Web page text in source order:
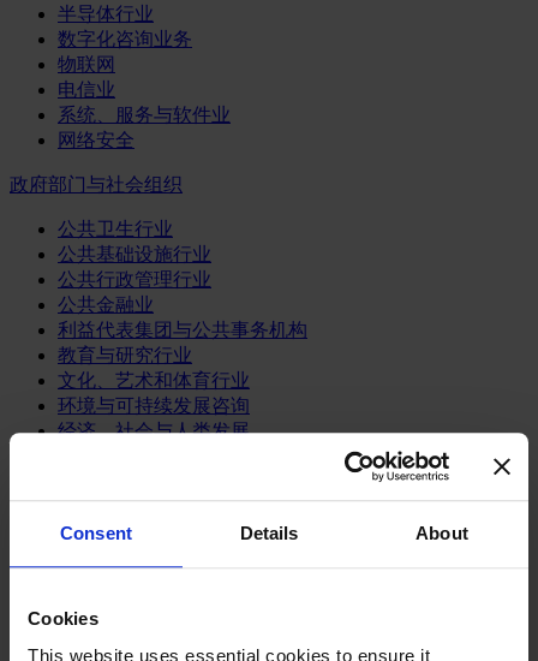
Consent Details About
Cookies
This website uses essential cookies to ensure it
半导体行业
数字化咨询业务
物联网
电信业
系统、服务与软件业
网络安全
政府部门与社会组织
公共卫生行业
公共基础设施行业
公共行政管理行业
公共金融业
利益代表集团与公共事务机构
教育与研究行业
文化、艺术和体育行业
环境与可持续发展咨询
经济、社会与人类发展
媒体和娱乐业
消费品
餐饮、旅游与酒店业